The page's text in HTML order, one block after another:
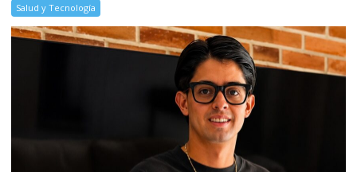
Salud y Tecnología